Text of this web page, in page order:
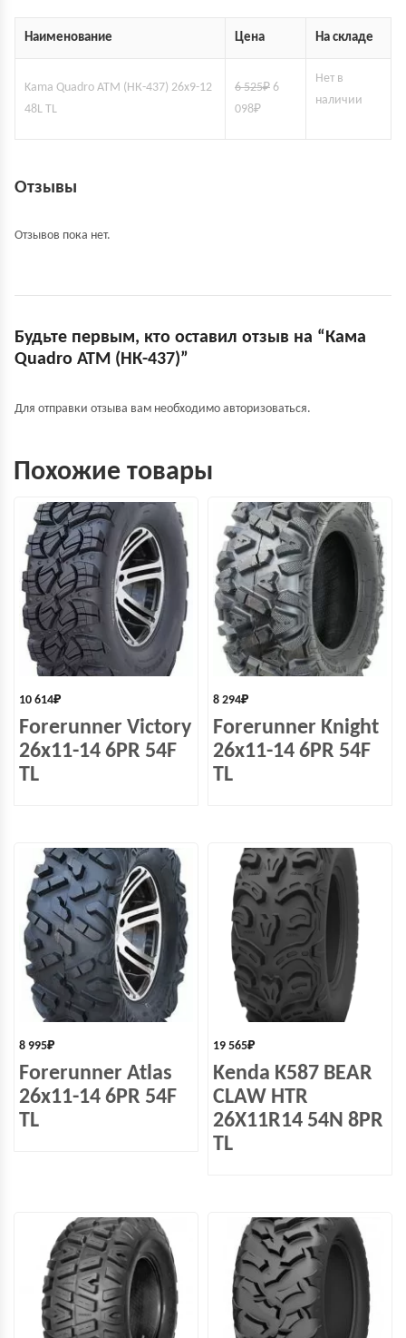
Наименование Цена На складе
Kama Quadro ATM (НК-437) 26x9-12
48L TL
6 525₽ 6
098₽
Нет в
наличии
Отзывы
Отзывов пока нет.
Будьте первым, кто оставил отзыв на “Кама
Quadro ATM (НК-437)”
Для отправки отзыва вам необходимо авторизоваться.
Похожие товары
10 614₽
Forerunner Victory
26x11-14 6PR 54F
TL
8 294₽
Forerunner Knight
26x11-14 6PR 54F
TL
8 995₽
Forerunner Atlas
26x11-14 6PR 54F
TL
19 565₽
Kenda K587 BEAR
CLAW HTR
26X11R14 54N 8PR
TL